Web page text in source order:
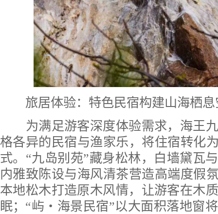
旅居体验：特色民宿构建山海栖息
为满足游客深度体验需求，海王九
格各异的民宿与渔家乐，将住宿转化
式。“九岛别苑”藏身松林，白墙黛瓦
内雅致陈设与海风清茶营造高端度假
本地松木打造原木风情，让游客在木
眠；“屿・海景民宿”以大面积落地窗